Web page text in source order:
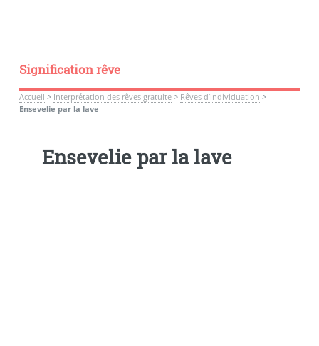
Signification rêve
Accueil > Interprétation des rêves gratuite> Rêves d’individuation >
Ensevelie par la lave
Ensevelie par la lave